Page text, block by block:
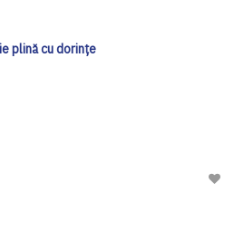
plină cu dorințe